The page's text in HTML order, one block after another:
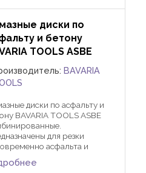
. Быстрый и ...
диски по
и бетону
TOOLS ASBE
BAVARIA
диски по асфальту и
BAVARIA TOOLS ASBE
для резки
асфальта и
Машина: бензорез,
для нарезки швов.